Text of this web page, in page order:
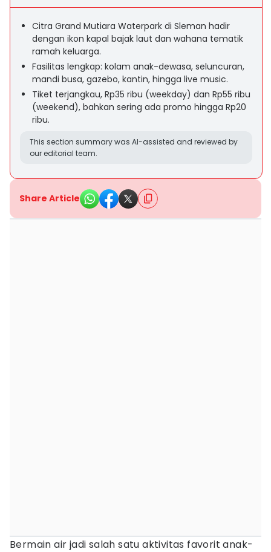
Citra Grand Mutiara Waterpark di Sleman hadir
dengan ikon kapal bajak laut dan wahana tematik
ramah keluarga.
Fasilitas lengkap: kolam anak-dewasa, seluncuran,
mandi busa, gazebo, kantin, hingga live music.
Tiket terjangkau, Rp35 ribu (weekday) dan Rp55 ribu
(weekend), bahkan sering ada promo hingga Rp20
ribu.
This section summary was AI-assisted and reviewed by
our editorial team.
Share Article
Bermain air jadi salah satu aktivitas favorit anak-